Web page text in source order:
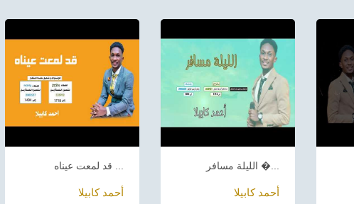
أحمد كابيلا
الليلة مسافر �...
أحمد كابيلا